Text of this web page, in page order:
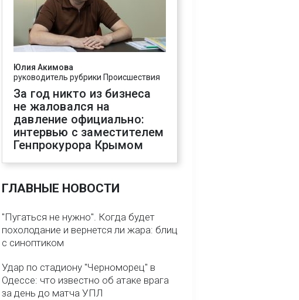
Юлия Акимова
руководитель рубрики Происшествия
За год никто из бизнеса
не жаловался на
давление официально:
интервью с заместителем
Генпрокурора Крымом
ГЛАВНЫЕ НОВОСТИ
"Пугаться не нужно". Когда будет
похолодание и вернется ли жара: блиц
с синоптиком
Удар по стадиону "Черноморец" в
Одессе: что известно об атаке врага
за день до матча УПЛ